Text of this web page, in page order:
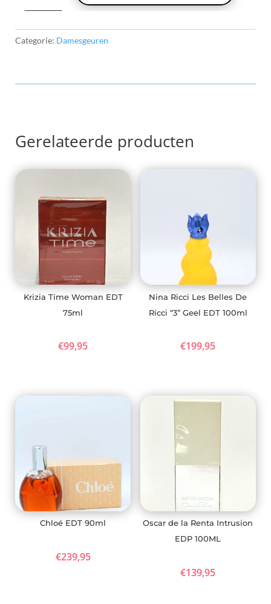
Categorie: Damesgeuren
Gerelateerde producten
Krizia Time Woman EDT
75ml
€99,95
Nina Ricci Les Belles De
Ricci “3” Geel EDT 100ml
€199,95
Chloé EDT 90ml
€239,95
Oscar de la Renta Intrusion
EDP 100ML
€139,95